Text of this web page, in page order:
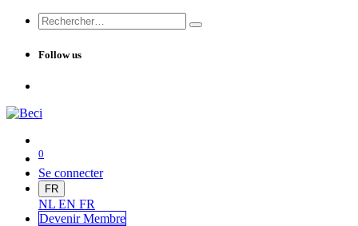
Follow us
0
Se connecter
FR
NL EN FR
Devenir Membre